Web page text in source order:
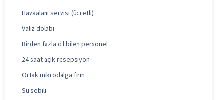
Havaalanı servisi (ücretli)
Valiz dolabı
Birden fazla dil bilen personel
24 saat açık resepsiyon
Ortak mikrodalga fırın
Su sebili